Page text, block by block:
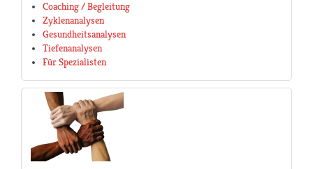
Coaching / Begleitung
Zyklenanalysen
Gesundheitsanalysen
Tiefenanalysen
Für Spezialisten